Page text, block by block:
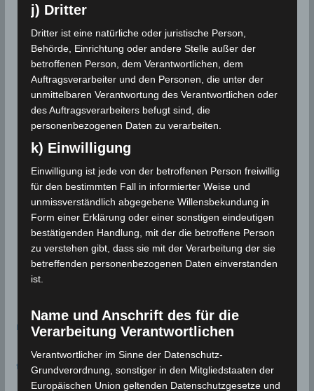
meteoblue
time.is - Sonnenzeiten
j) Dritter
Dritter ist eine natürliche oder juristische Person,
Behörde, Einrichtung oder andere Stelle außer der
betroffenen Person, dem Verantwortlichen, dem
Auftragsverarbeiter und den Personen, die unter der
unmittelbaren Verantwortung des Verantwortlichen oder
des Auftragsverarbeiters befugt sind, die
personenbezogenen Daten zu verarbeiten.
k) Einwilligung
Einwilligung ist jede von der betroffenen Person freiwillig
für den bestimmten Fall in informierter Weise und
unmissverständlich abgegebene Willensbekundung in
Form einer Erklärung oder einer sonstigen eindeutigen
bestätigenden Handlung, mit der die betroffene Person
zu verstehen gibt, dass sie mit der Verarbeitung der sie
betreffenden personenbezogenen Daten einverstanden
ist.
Name und Anschrift des für die
Verarbeitung Verantwortlichen
Verantwortlicher im Sinne der Datenschutz-
Grundverordnung, sonstiger in den Mitgliedstaaten der
Europäischen Union geltenden Datenschutzgesetze und